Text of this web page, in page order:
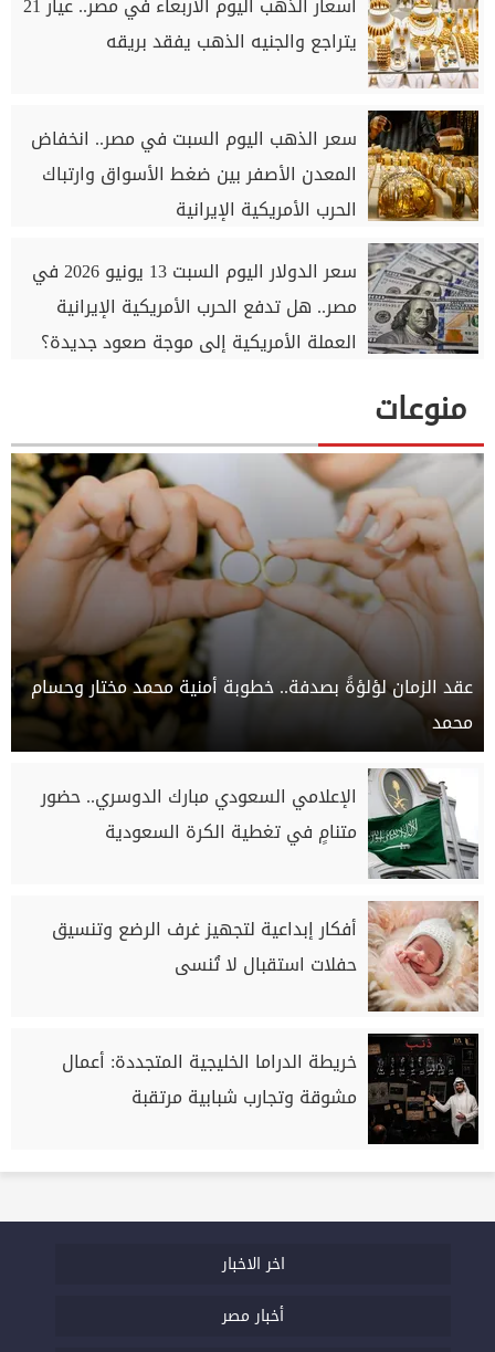
يتراجع والجنيه الذهب يفقد بريقه
سعر الذهب اليوم السبت في مصر.. انخفاض
المعدن الأصفر بين ضغط الأسواق وارتباك
الحرب الأمريكية الإيرانية
سعر الدولار اليوم السبت 13 يونيو 2026 في
مصر.. هل تدفع الحرب الأمريكية الإيرانية
العملة الأمريكية إلى موجة صعود جديدة؟
منوعات
عقد الزمان لؤلؤةً بصدفة.. خطوبة أمنية محمد مختار وحسام
محمد
الإعلامي السعودي مبارك الدوسري.. حضور
متنامٍ في تغطية الكرة السعودية
أفكار إبداعية لتجهيز غرف الرضع وتنسيق
حفلات استقبال لا تُنسى
خريطة الدراما الخليجية المتجددة: أعمال
مشوقة وتجارب شبابية مرتقبة
اخر الاخبار
أخبار مصر